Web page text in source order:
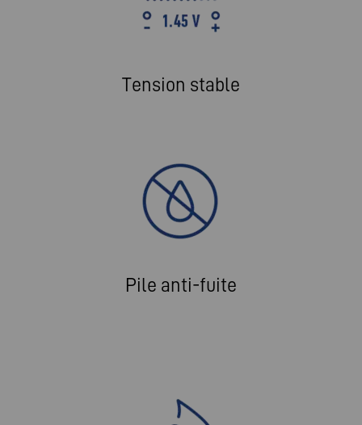
Tension stable
Pile anti-fuite